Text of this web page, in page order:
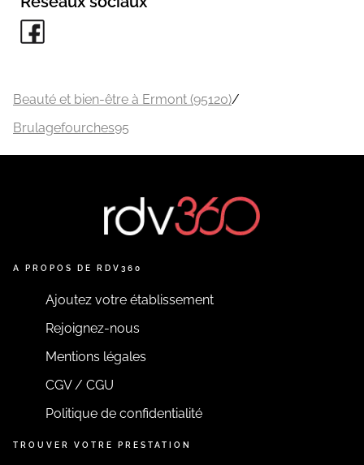
Beauté et bien-être à Ermont (95120)/
Brulagefourches95
A PROPOS DE RDV360
Ajoutez votre établissement
Rejoignez-nous
Mentions légales
CGV / CGU
Politique de confidentialité
TROUVER VOTRE PRESTATION